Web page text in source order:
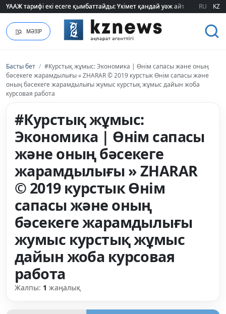
ҮААЖ тарифі екі есеге қымбаттайды: Үкімет қандай уәж айтады?
ҮААЖ тарифі екі есеге қымбаттайды: Үкімет қандай уәж айтады? RU KZ
МӘЗІР
Басты бет / #Курстық жұмыс: Экономика | Өнім сапасы және оның
бәсекеге жарамдылығы » ZHARAR © 2019 курстык Өнім сапасы және
оның бәсекеге жарамдылығы жумыс курстық жұмыс дайын жоба
курсовая работа
#Курстық жұмыс:
Экономика | Өнім сапасы
және оның бәсекеге
жарамдылығы » ZHARAR
© 2019 курстык Өнім
сапасы және оның
бәсекеге жарамдылығы
жумыс курстық жұмыс
дайын жоба курсовая
работа
Жалпы: 1 жаңалық